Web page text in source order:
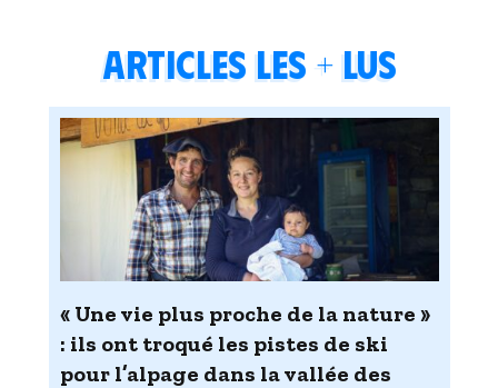
Articles les + lus
« Une vie plus proche de la nature »
: ils ont troqué les pistes de ski
pour l’alpage dans la vallée des